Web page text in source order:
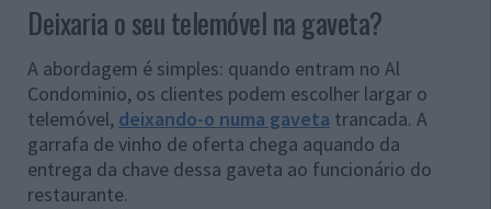
Deixaria o seu telemóvel na gaveta?
A abordagem é simples: quando entram no Al
Condominio, os clientes podem escolher largar o
telemóvel, deixando-o numa gaveta trancada. A
garrafa de vinho de oferta chega aquando da
entrega da chave dessa gaveta ao funcionário do
restaurante.